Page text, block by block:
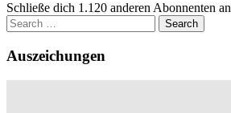
Schließe dich 1.120 anderen Abonnenten an
Search
for:
Auszeichungen